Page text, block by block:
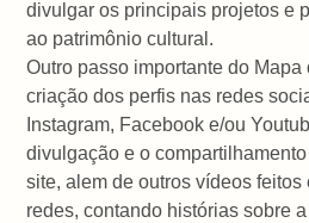
divulgar os principais projetos e
ao patrimônio cultural.
Outro passo importante do
criação dos perfis nas redes
Instagram, Facebook e/ou
divulgação e o
site, alem de outros vídeos
redes, contando histórias sobre